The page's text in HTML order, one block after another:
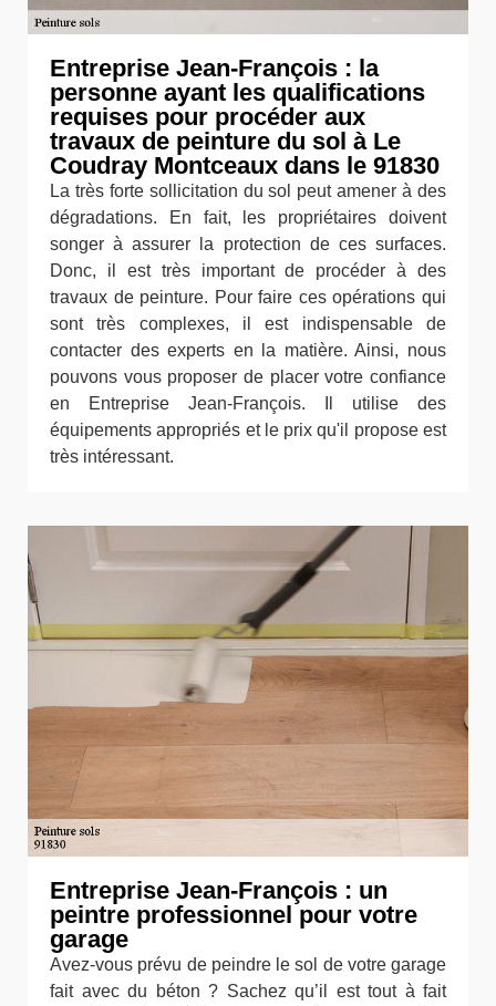
Entreprise Jean-François : la
personne ayant les qualifications
requises pour procéder aux
travaux de peinture du sol à Le
Coudray Montceaux dans le 91830
La très forte sollicitation du sol peut amener à des
dégradations. En fait, les propriétaires doivent
songer à assurer la protection de ces surfaces.
Donc, il est très important de procéder à des
travaux de peinture. Pour faire ces opérations qui
sont très complexes, il est indispensable de
contacter des experts en la matière. Ainsi, nous
pouvons vous proposer de placer votre confiance
en Entreprise Jean-François. Il utilise des
équipements appropriés et le prix qu'il propose est
très intéressant.
Entreprise Jean-François : un
peintre professionnel pour votre
garage
Avez-vous prévu de peindre le sol de votre garage
fait avec du béton ? Sachez qu’il est tout à fait